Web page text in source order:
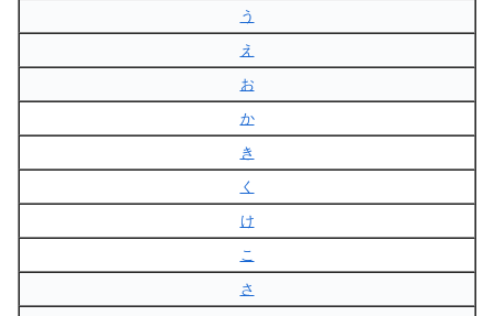
う
え
お
か
き
く
け
こ
さ